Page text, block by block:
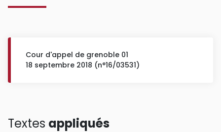
Cour d'appel de grenoble 01
18 septembre 2018 (n°16/03531)
Textes appliqués